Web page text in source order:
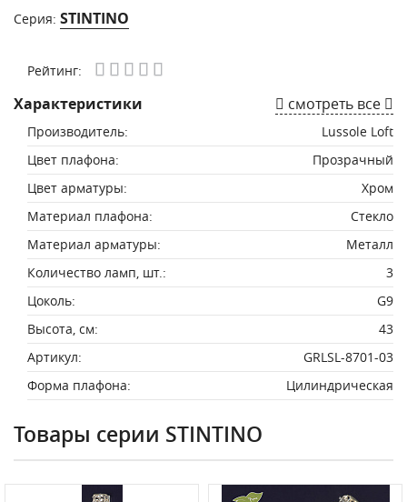
Серия: STINTINO
Рейтинг:
Характеристики смотреть все
Производитель:
Lussole Loft
Цвет плафона:
Прозрачный
Цвет арматуры:
Хром
Материал плафона:
Стекло
Материал арматуры:
Металл
Количество ламп, шт.:
3
Цоколь:
G9
Высота, см:
43
Артикул:
GRLSL-8701-03
Форма плафона:
Цилиндрическая
Товары серии STINTINO